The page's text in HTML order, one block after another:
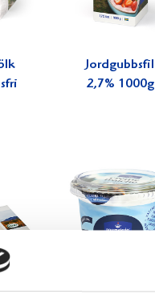
Jordgubbsfil
2,7% 1000g